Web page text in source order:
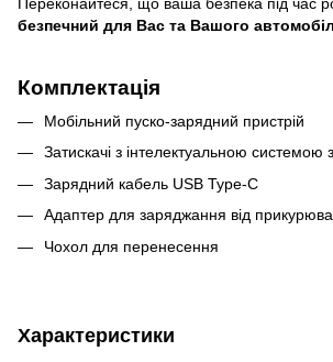
безпечний для Вас та Вашого
Комплектація
Мобільний пуско-зарядний пристрій
Затискачі з інтелектуальною системою
Зарядний кабель USB Type-C
Адаптер для заряджання від
Чохол для перенесення
Характеристики